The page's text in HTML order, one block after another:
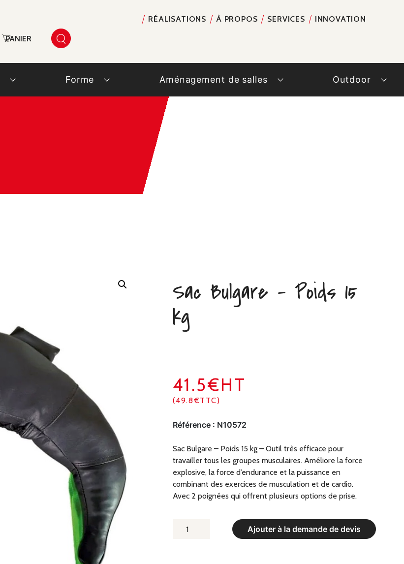
RÉALISATIONS À PROPOS SERVICES INNOVATION
PANIER
Forme Aménagement de salles Outdoor
Sac Bulgare – Poids 15
kg
41.5€HT
(49.8€TTC)
Référence : N10572
Sac Bulgare – Poids 15 kg – Outil très efficace pour
travailler tous les groupes musculaires. Améliore la force
explosive, la force d’endurance et la puissance en
combinant des exercices de musculation et de cardio.
Avec 2 poignées qui offrent plusieurs options de prise.
Ajouter à la demande de devis
QUANTITÉ